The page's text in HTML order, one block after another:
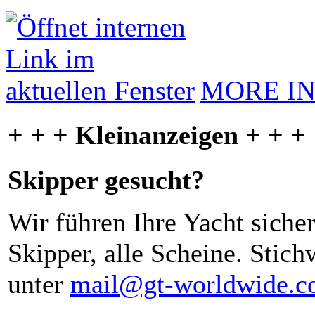
MORE
+ + + Kleinanzeigen + + +
Skipper gesucht?
Wir führen Ihre Yacht
Skipper, alle Scheine.
unter mail@gt-